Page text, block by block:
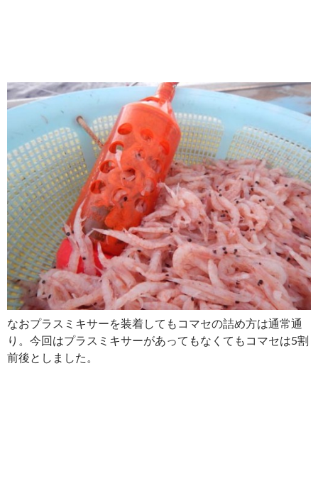
なおプラスミキサーを装着してもコマセの詰め方は通常通
り。今回はプラスミキサーがあってもなくてもコマセは5割
前後としました。